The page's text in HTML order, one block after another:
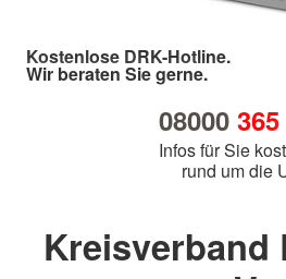
Kostenlose DRK-Hotline.
Wir beraten Sie gerne.
08000 365
Infos für Sie
rund um die
Kreisverband